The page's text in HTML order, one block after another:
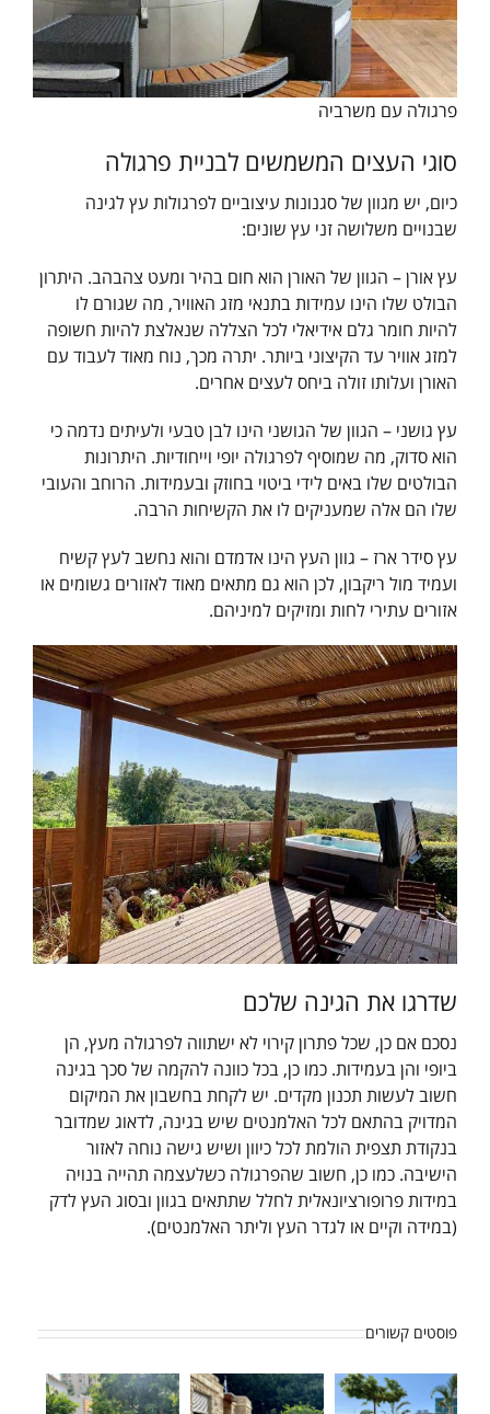
פרגולה עם משרביה
סוגי העצים המשמשים לבניית פרגולה
כיום, יש מגוון של סגנונות עיצוביים לפרגולות עץ לגינה
שבנויים משלושה זני עץ שונים:
עץ אורן – הגוון של האורן הוא חום בהיר ומעט צהבהב. היתרון
הבולט שלו הינו עמידות בתנאי מזג האוויר, מה שגורם לו
להיות חומר גלם אידיאלי לכל הצללה שנאלצת להיות חשופה
למזג אוויר עד הקיצוני ביותר. יתרה מכך, נוח מאוד לעבוד עם
האורן ועלותו זולה ביחס לעצים אחרים.
עץ גושני – הגוון של הגושני הינו לבן טבעי ולעיתים נדמה כי
הוא סדוק, מה שמוסיף לפרגולה יופי וייחודיות. היתרונות
הבולטים שלו באים לידי ביטוי בחוזק ובעמידות. הרוחב והעובי
שלו הם אלה שמעניקים לו את הקשיחות הרבה.
עץ סידר ארז – גוון העץ הינו אדמדם והוא נחשב לעץ קשיח
ועמיד מול ריקבון, לכן הוא גם מתאים מאוד לאזורים גשומים או
אזורים עתירי לחות ומזיקים למיניהם.
שדרגו את הגינה שלכם
נסכם אם כן, שכל פתרון קירוי לא ישתווה לפרגולה מעץ, הן
ביופי והן בעמידות. כמו כן, בכל כוונה להקמה של סכך בגינה
חשוב לעשות תכנון מקדים. יש לקחת בחשבון את המיקום
המדויק בהתאם לכל האלמנטים שיש בגינה, לדאוג שמדובר
בנקודת תצפית הולמת לכל כיוון ושיש גישה נוחה לאזור
הישיבה. כמו כן, חשוב שהפרגולה כשלעצמה תהייה בנויה
במידות פרופורציונאלית לחלל שתתאים בגוון ובסוג העץ לדק
(במידה וקיים או לגדר העץ וליתר האלמנטים).
פוסטים קשורים